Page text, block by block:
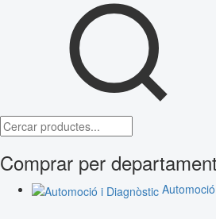
Comprar per departament